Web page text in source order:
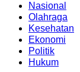
Nasional
Olahraga
Kesehatan
Ekonomi
Politik
Hukum